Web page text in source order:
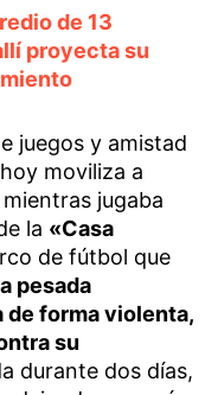
de 13
proyecta su
juegos y amistad
moviliza a
jugaba
la «Casa
de fútbol que
pesada
forma violenta,
su
durante dos días,